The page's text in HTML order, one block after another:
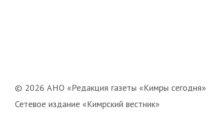
© 2026 АНО «Редакция газеты «Кимры сегодня»
Сетевое издание «Кимрский вестник»